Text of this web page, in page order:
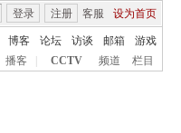
客服 设为首页
登录 注册
博客 论坛 访谈 邮箱
游戏
播客 CCTV 频道 栏目